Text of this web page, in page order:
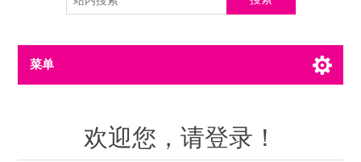
菜单
欢迎您，请登录！